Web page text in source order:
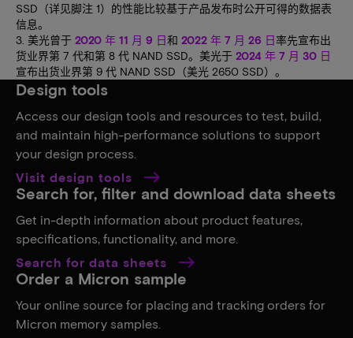
SSD（详见脚注 1）的性能比较基于产品发布时公开可得的数据表
信息。
3. 美光曾于 2020 年 11 月 9 日和 2022 年 7 月 26 日率先宣布出
货业界第 7 代和第 8 代 NAND SSD。美光于 2024 年 7 月 30 日
宣布出货业界第 9 代 NAND SSD（美光 2650 SSD）。
Design tools
Access our design tools and resources to test, build,
and maintain high-performance solutions to support
your design process.
Visit design tools
Search for, filter and download data sheets
Get in-depth information about product features,
specifications, functionality, and more.
Search for data sheets
Order a Micron sample
Your online source for placing and tracking orders for
Micron memory samples.